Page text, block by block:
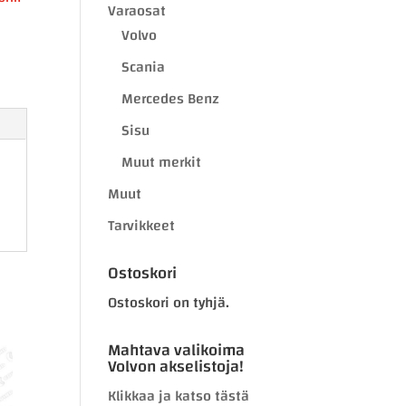
Varaosat
Volvo
Scania
Mercedes Benz
Sisu
Muut merkit
Muut
Tarvikkeet
Ostoskori
Ostoskori on tyhjä.
Mahtava valikoima
Volvon akselistoja!
Klikkaa ja katso tästä